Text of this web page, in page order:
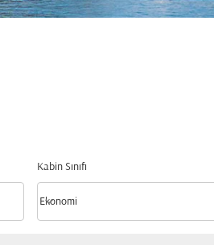
Kabin Sınıfı
Kabin Sınıfı option Ekonomi Selected
Ekonomi
keyboard_arrow_down